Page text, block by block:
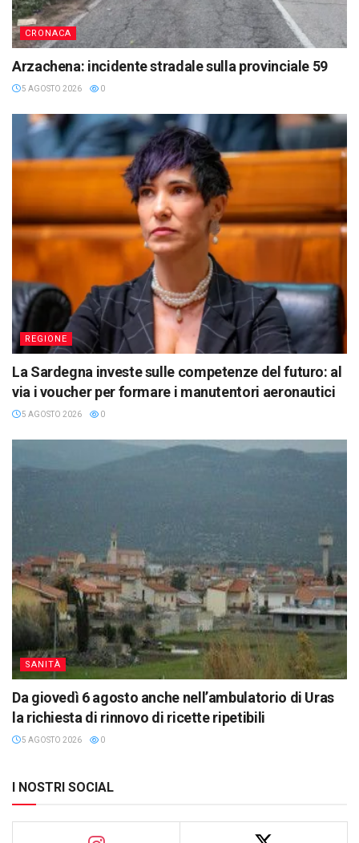
CRONACA
Arzachena: incidente stradale sulla provinciale 59
5 AGOSTO 2026 0
REGIONE
La Sardegna investe sulle competenze del futuro: al
via i voucher per formare i manutentori aeronautici
5 AGOSTO 2026 0
SANITÀ
Da giovedì 6 agosto anche nell’ambulatorio di Uras
la richiesta di rinnovo di ricette ripetibili
5 AGOSTO 2026 0
I NOSTRI SOCIAL